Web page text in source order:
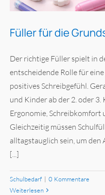
Füller für die
Der richtige Füller spielt in
entscheidende Rolle für
positives Schreibgefühl.
und Kinder ab der 2. oder 3.
Ergonomie, Schreibkomfort
Gleichzeitig müssen
alltagstauglich sein, um
[...]
Schulbedarf | 0 Kommentare
Weiterlesen